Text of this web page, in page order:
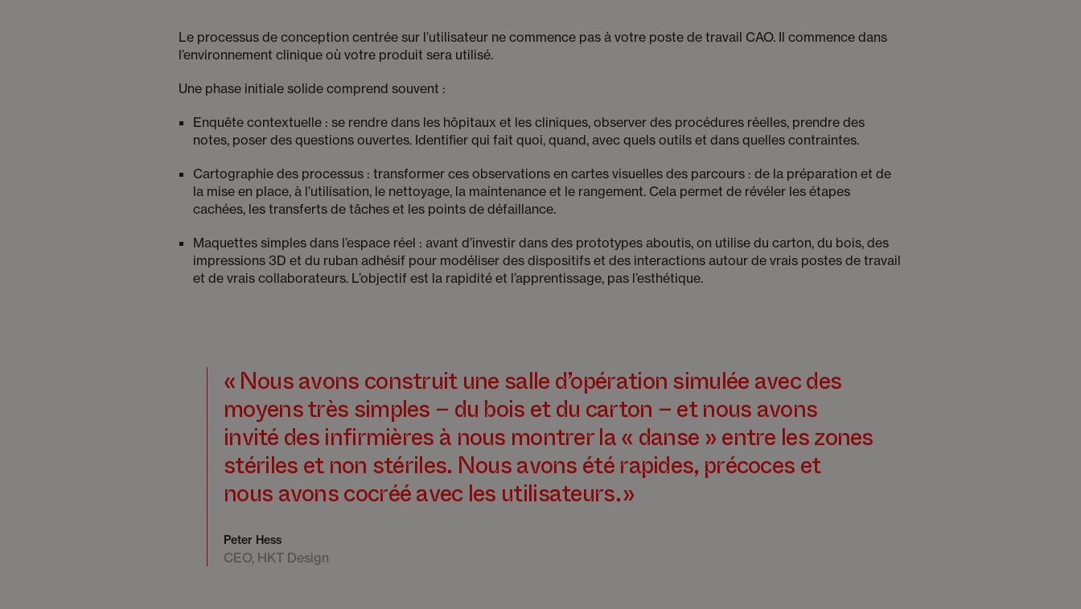
Le processus de conception centrée sur l’utilisateur ne commence pas à votre poste de travail CAO. Il commence dans
l’environnement clinique où votre produit sera utilisé.
Une phase initiale solide comprend souvent :
Enquête contextuelle : se rendre dans les hôpitaux et les cliniques, observer des procédures réelles, prendre des
notes, poser des questions ouvertes. Identifier qui fait quoi, quand, avec quels outils et dans quelles contraintes.
Cartographie des processus : transformer ces observations en cartes visuelles des parcours : de la préparation et de
la mise en place, à l’utilisation, le nettoyage, la maintenance et le rangement. Cela permet de révéler les étapes
cachées, les transferts de tâches et les points de défaillance.
Maquettes simples dans l’espace réel : avant d’investir dans des prototypes aboutis, on utilise du carton, du bois, des
impressions 3D et du ruban adhésif pour modéliser des dispositifs et des interactions autour de vrais postes de travail
et de vrais collaborateurs. L’objectif est la rapidité et l’apprentissage, pas l’esthétique.
« Nous avons construit une salle d’opération simulée avec des
moyens très simples – du bois et du carton – et nous avons
invité des infirmières à nous montrer la « danse » entre les zones
stériles et non stériles. Nous avons été rapides, précoces et
nous avons cocréé avec les utilisateurs. »
Peter Hess
CEO, HKT Design